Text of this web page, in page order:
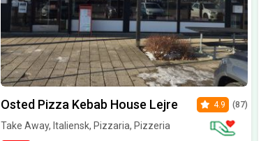
Osted Pizza Kebab House Lejre
Take Away, Italiensk, Pizzaria, Pizzeria
4.9 (87)